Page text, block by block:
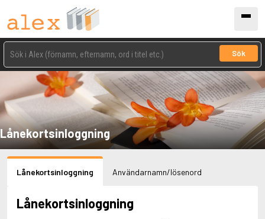
Sök
Lånekortsinloggning
Lånekortsinloggning Användarnamn/lösenord
Lånekortsinloggning